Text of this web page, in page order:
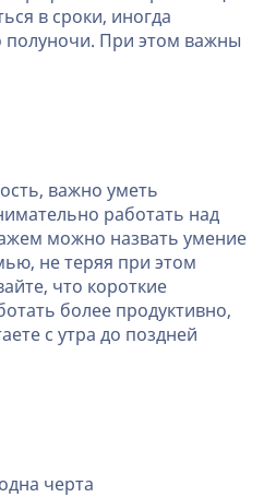
в сроки, иногда
полуночи. При этом важны
важно уметь
работать над
можно назвать умение
не теряя при этом
что короткие
более продуктивно,
с утра до поздней
черта